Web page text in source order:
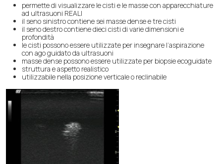
permette di visualizzare le cisti e le masse con apparecchiature
ad ultrasuoni REALI
il seno sinistro contiene sei masse dense e tre cisti
il seno destro contiene dieci cisti di varie dimensioni e
profondità
le cisti possono essere utilizzate per insegnare l’aspirazione
con ago guidato da ultrasuoni
masse dense possono essere utilizzate per biopsie ecoguidate
struttura e aspetto realistico
utilizzabile nella posizione verticale o reclinabile